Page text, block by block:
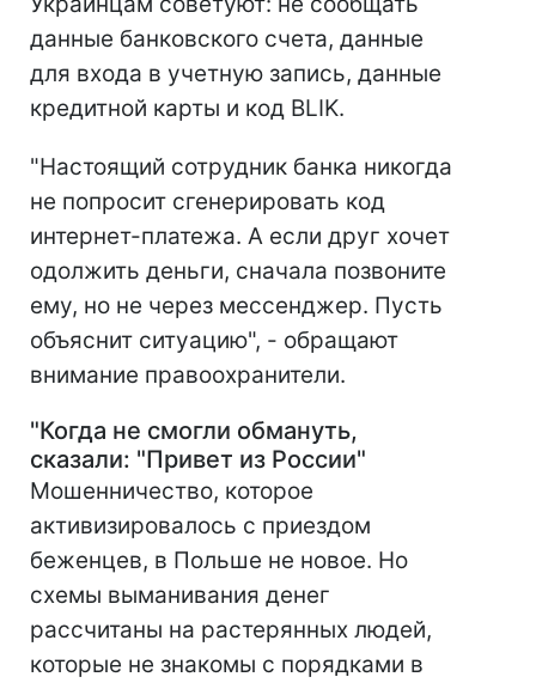
данные банковского счета, данные
для входа в учетную запись, данные
кредитной карты и код BLIK.
"Настоящий сотрудник банка никогда
не попросит сгенерировать код
интернет-платежа. А если друг хочет
одолжить деньги, сначала позвоните
ему, но не через мессенджер. Пусть
объяснит ситуацию", - обращают
внимание правоохранители.
"Когда не смогли обмануть,
сказали: "Привет из России"
Мошенничество, которое
активизировалось с приездом
беженцев, в Польше не новое. Но
схемы выманивания денег
рассчитаны на растерянных людей,
которые не знакомы с порядками в